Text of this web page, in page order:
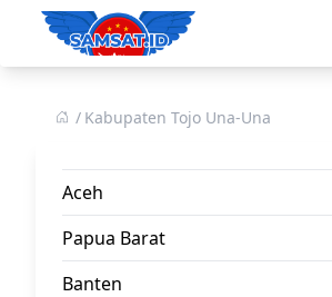
Kabupaten Tojo Una-Una
Aceh
Papua Barat
Banten